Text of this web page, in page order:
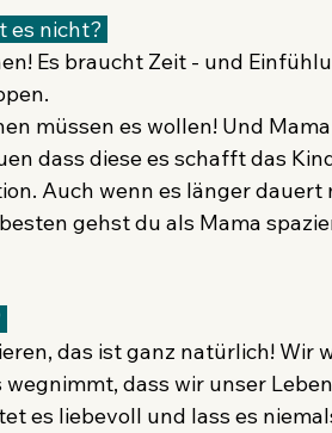
es nicht?
Es braucht Zeit - und
müssen es wollen! Und
dass diese es schafft das
Auch wenn es länger dauert
gehst du als Mama
das ist ganz natürlich! Wir
dass wir unser
es liebevoll und lass es